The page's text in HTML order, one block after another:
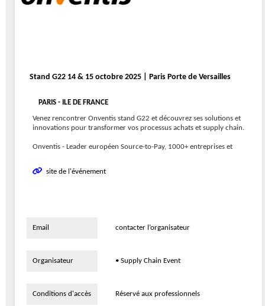
Stand G22 14 & 15 octobre 2025 | Paris Porte de Versailles
PARIS - ILE DE FRANCE
Venez rencontrer Onventis stand G22 et découvrez ses solutions et
innovations pour transformer vos processus achats et supply chain.
Onventis - Leader européen Source-to-Pay, 1000+ entreprises et
site de l'événement
Email contacter l’organisateur
Organisateur • Supply Chain Event
Conditions d'accès Réservé aux professionnels